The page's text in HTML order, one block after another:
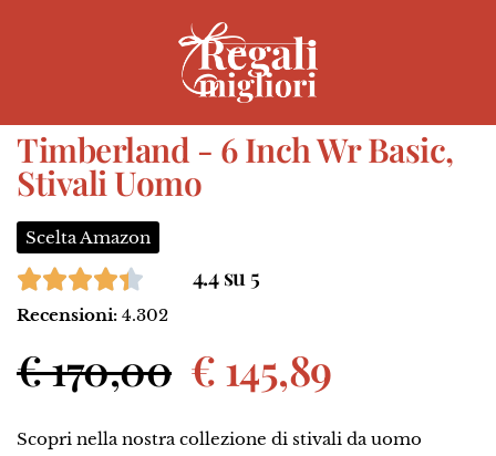
Timberland - 6 Inch Wr Basic,
Stivali Uomo
Scelta Amazon
Recensioni: 4.302
4.4 su 5
€ 170,00 € 145,89
Scopri nella nostra collezione di stivali da uomo